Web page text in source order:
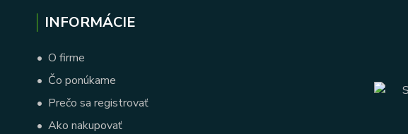
INFORMÁCIE
• O firme
• Čo ponúkame
• Prečo sa registrovať
• Ako nakupovať